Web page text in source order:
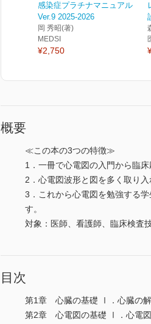
感染症プラチナマニュアル
Ver.9 2025-2026
岡 秀昭(著)
MEDSI
¥2,750
概要
≪この本の3つの特徴≫
1．一冊で心電図の入門から臨
2．心電図波形と図を多く取り入
3．これから心電図を勉強する
す。
対象：医師、看護師、臨床検査
目次
第1章 心臓の基礎 Ⅰ．心臓の
第2章 心電図の基礎 Ⅰ．心電